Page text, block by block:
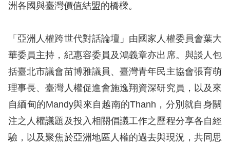
障
快
捷
鍵
選
洲各國與臺灣價值結盟的橋樑。
「亞洲人權跨世代對話論壇」由國家人權委員會葉大
華委員主持，紀惠容委員及鴻義章亦出席。與談人包
括臺北市議會苗博雅議員、臺灣青年民主協會張育萌
理事長、臺灣人權促進會施逸翔資深研究員，以及來
自緬甸的Mandy與來自越南的Thanh，分別就自身關
注之人權議題及投入相關倡議工作之歷程分享各自經
驗，以及聚焦於亞洲地區人權的過去與現況，共同思